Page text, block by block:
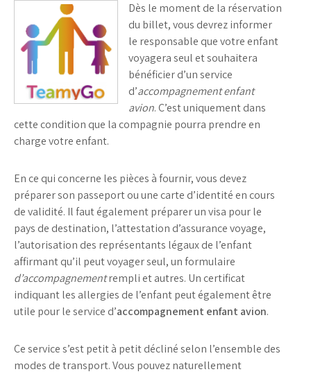
Dès le moment de la réservation
du billet, vous devrez informer
le responsable que votre enfant
voyagera seul et souhaitera
bénéficier d’un service
d’accompagnement enfant
avion. C’est uniquement dans
cette condition que la compagnie pourra prendre en
charge votre enfant.
En ce qui concerne les pièces à fournir, vous devez
préparer son passeport ou une carte d’identité en cours
de validité. Il faut également préparer un visa pour le
pays de destination, l’attestation d’assurance voyage,
l’autorisation des représentants légaux de l’enfant
affirmant qu’il peut voyager seul, un formulaire
d’accompagnementrempli et autres. Un certificat
indiquant les allergies de l’enfant peut également être
utile pour le service d’accompagnement enfant avion.
Ce service s’est petit à petit décliné selon l’ensemble des
modes de transport. Vous pouvez naturellement